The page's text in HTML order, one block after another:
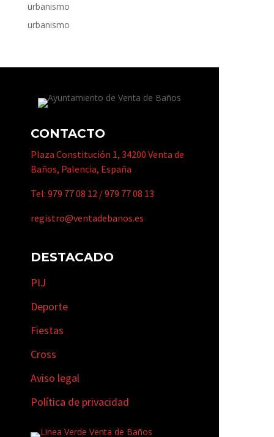
urbanismo
urbanismo
CONTACTO
Plaza Constitución 1, 34200 Venta de
Baños, Palencia, España
Tel: 979 77 08 12 /979 77 08 13
registro@ventadebanos.es
DESTACADO
PIJ
Deporte
Fiestas
Cross
Aviso legal
Política de privacidad